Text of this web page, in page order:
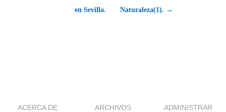
en Sevilla.
Naturaleza(1). →
ACERCA DE ARCHIVOS ADMINISTRAR